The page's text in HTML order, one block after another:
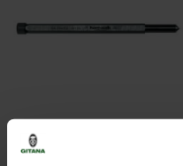
KARNASCH 6,34 x 102